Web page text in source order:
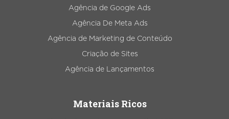
Agência de Google Ads
Agência De Meta Ads
Agência de Marketing de Conteúdo
Criação de Sites
Agência de Lançamentos
Materiais Ricos